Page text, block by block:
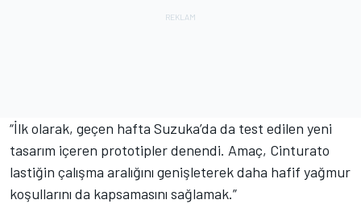
“İlk olarak, geçen hafta Suzuka’da da test edilen yeni
tasarım içeren prototipler denendi. Amaç, Cinturato
lastiğin çalışma aralığını genişleterek daha hafif yağmur
koşullarını da kapsamasını sağlamak.”